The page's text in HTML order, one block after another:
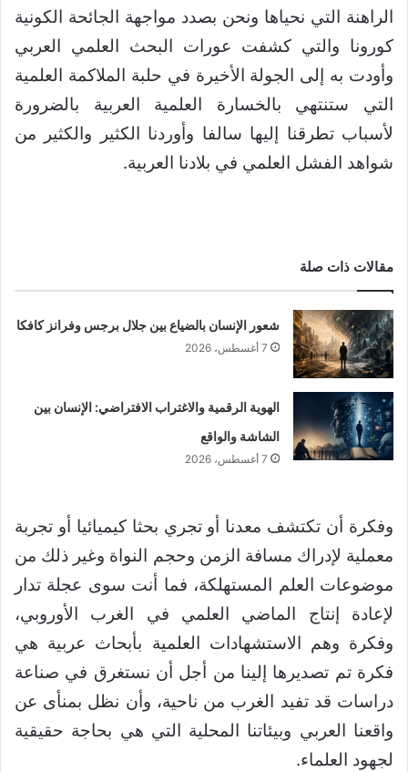
الراهنة التي نحياها ونحن بصدد مواجهة الجائحة الكونية
كورونا والتي كشفت عورات البحث العلمي العربي
وأودت به إلى الجولة الأخيرة في حلبة الملاكمة العلمية
التي ستنتهي بالخسارة العلمية العربية بالضرورة
لأسباب تطرقنا إليها سالفا وأوردنا الكثير والكثير من
شواهد الفشل العلمي في بلادنا العربية.
مقالات ذات صلة
شعور الإنسان بالضياع بين جلال برجس وفرانز كافكا
7 أغسطس، 2026
الهوية الرقمية والاغتراب الافتراضي: الإنسان بين
الشاشة والواقع
7 أغسطس، 2026
وفكرة أن تكتشف معدنا أو تجري بحثا كيميائيا أو تجربة
معملية لإدراك مسافة الزمن وحجم النواة وغير ذلك من
موضوعات العلم المستهلكة، فما أنت سوى عجلة تدار
لإعادة إنتاج الماضي العلمي في الغرب الأوروبي،
وفكرة وهم الاستشهادات العلمية بأبحاث عربية هي
فكرة تم تصديرها إلينا من أجل أن نستغرق في صناعة
دراسات قد تفيد الغرب من ناحية، وأن نظل بمنأى عن
واقعنا العربي وبيئاتنا المحلية التي هي بحاجة حقيقية
لجهود العلماء.